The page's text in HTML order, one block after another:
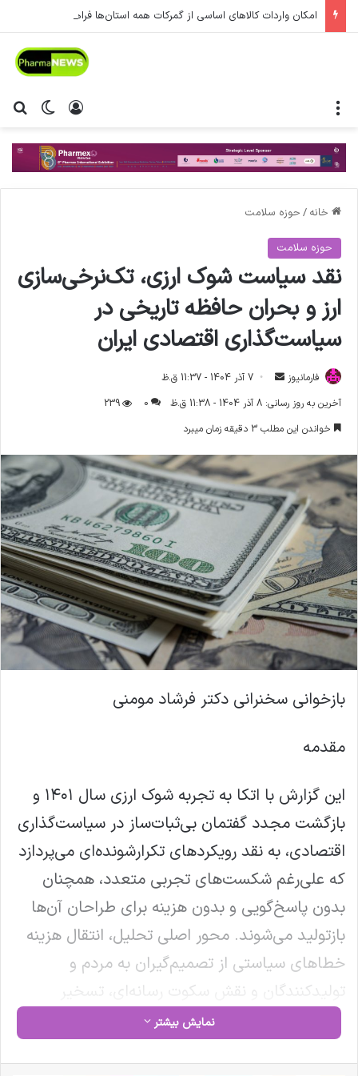
امکان واردات کالاهای اساسی از گمرکات همه استان‌ها فراهم شد.
تغییر ورود
خانه / حوزه سلامت
حوزه سلامت
نقد سیاست شوک ارزی، تک‌نرخی‌سازی
ارز و بحران حافظه تاریخی در
سیاست‌گذاری اقتصادی ایران
فارمانیوز
ا
ل
ا
ی
م
ی
ل
7 آذر 1404 - 11:37 ق.ظ
آخرین به روز رسانی: 8 آذر 1404 - 11:38 ق.ظ
0
239
خواندن این مطلب 3 دقیقه زمان میبرد
بازخوانی سخنرانی دکتر فرشاد مومنی
مقدمه
این گزارش با اتکا به تجربه شوک ارزی سال ۱۴۰۱ و
بازگشت مجدد گفتمان بی‌ثبات‌ساز در سیاست‌گذاری
اقتصادی، به نقد رویکردهای تکرارشونده‌ای می‌پردازد
که علی‌رغم شکست‌های تجربی متعدد، همچنان
بدون پاسخ‌گویی و بدون هزینه برای طراحان آن‌ها
بازتولید می‌شوند. محور اصلی تحلیل، انتقال هزینه
خطاهای سیاستی از تصمیم‌گیران به مردم و
تولیدکنندگان و نقش سکوت رسانه‌ای، تسخیر
سیاست و فقدان حافظه تاریخی در تداوم این چرخه
نمایش بیشتر